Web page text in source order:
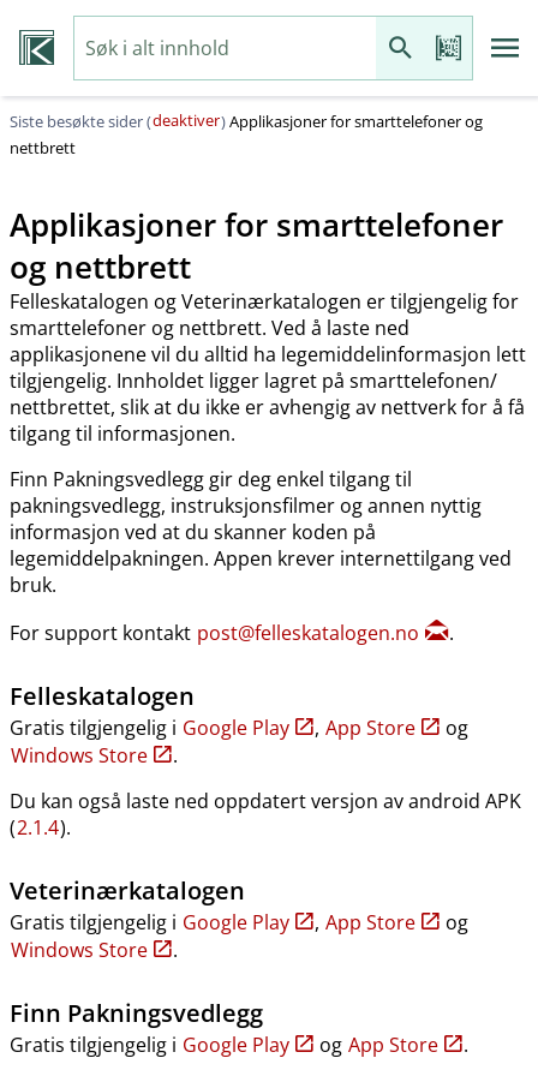
Siste besøkte sider (deaktiver)Applikasjoner for smarttelefoner og
nettbrett
Applikasjoner for smarttelefoner
og nettbrett
Felleskatalogen og Veterinærkatalogen er tilgjengelig for
smarttelefoner og nettbrett. Ved å laste ned
applikasjonene vil du alltid ha legemiddelinformasjon lett
tilgjengelig. Innholdet ligger lagret på smarttelefonen​/​
nettbrettet, slik at du ikke er avhengig av nettverk for å få
tilgang til informasjonen.
Finn Pakningsvedlegg gir deg enkel tilgang til
pakningsvedlegg, instruksjonsfilmer og annen nyttig
informasjon ved at du skanner koden på
legemiddelpakningen. Appen krever internettilgang ved
bruk.
For support kontakt post@felleskatalogen.no .
Felleskatalogen
Gratis tilgjengelig i Google Play , App Store
og
Windows Store
.
Du kan også laste ned oppdatert versjon av android APK
(2.1.4).
Veterinærkatalogen
Gratis tilgjengelig i Google Play , App Store
og
Windows Store
.
Finn Pakningsvedlegg
Gratis tilgjengelig i Google Play og App Store .